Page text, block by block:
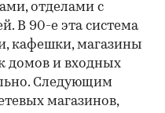
отделами с
В 90-е эта система
кафешки, магазины
домов и входных
Следующим
магазинов,